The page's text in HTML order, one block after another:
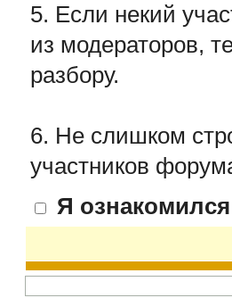
5. Если некий
из модераторов,
разбору.
6. Не слишком
участников
Я